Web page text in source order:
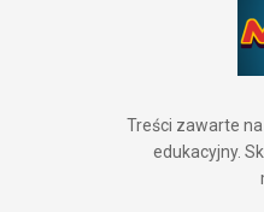
Treści zawarte
edukacyjny.